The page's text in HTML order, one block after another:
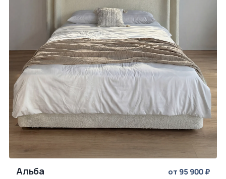
Альба от 95 900 ₽